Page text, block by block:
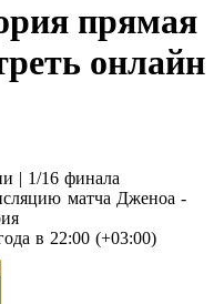
прямая
онлайн
| 1/16 финала
матча Дженоа -
в 22:00 (+03:00)